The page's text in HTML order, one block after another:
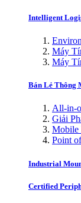
Intelligent
Máy
Máy
Bán Lẻ Thông
All-in-
Giải
Mobile
Point
Industrial
Certified